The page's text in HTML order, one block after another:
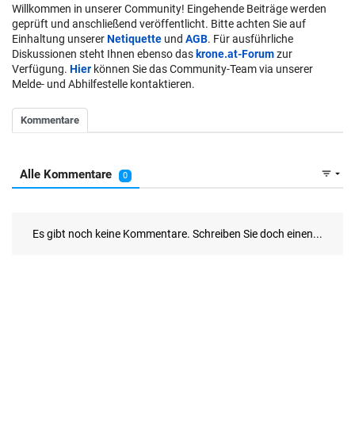
Willkommen in unserer Community! Eingehende Beiträge werden
geprüft und anschließend veröffentlicht. Bitte achten Sie auf
Einhaltung unsererNetiquette und AGB. Für ausführliche
Diskussionen steht Ihnen ebenso das krone.at-Forumzur
Verfügung. Hier können Sie das Community-Team via unserer
Melde- und Abhilfestelle kontaktieren.